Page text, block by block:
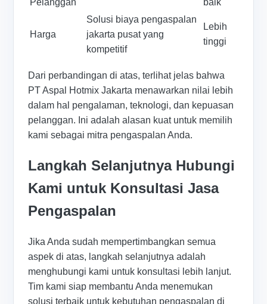
Pelanggan
baik
Harga
Solusi biaya pengaspalan
jakarta pusat yang
kompetitif
Lebih
tinggi
Dari perbandingan di atas, terlihat jelas bahwa
PT Aspal Hotmix Jakarta menawarkan nilai lebih
dalam hal pengalaman, teknologi, dan kepuasan
pelanggan. Ini adalah alasan kuat untuk memilih
kami sebagai mitra pengaspalan Anda.
Langkah Selanjutnya Hubungi
Kami untuk Konsultasi Jasa
Pengaspalan
Jika Anda sudah mempertimbangkan semua
aspek di atas, langkah selanjutnya adalah
menghubungi kami untuk konsultasi lebih lanjut.
Tim kami siap membantu Anda menemukan
solusi terbaik untuk kebutuhan pengaspalan di